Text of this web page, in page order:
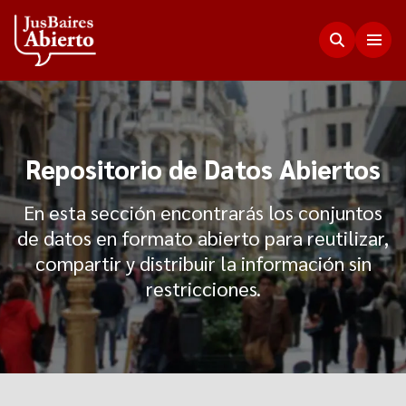
Justicia Abierta
Transparencia
Funciones del Consejo de la Magistratura
Plenario de Consejeros
Estadísticas
Presupuesto, compras, nómina de personal y
escala salarial.
JusLab
Innovación en la Justicia
Visualización de Datos
Redes Internacionales
Encuentros anteriores
Participación Ciudadana
Programa Acceso Comunitario a Justicia
Programa Protagonistas de Justicia
Innovación e incidencia
Novedades
Preguntas Frecuentes
Repositorio de Datos Abiertos
En esta sección encontrarás los conjuntos
de datos en formato abierto para reutilizar,
compartir y distribuir la información sin
restricciones.